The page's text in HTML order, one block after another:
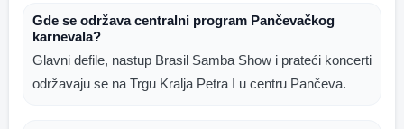
Gde se održava centralni program Pančevačkog
karnevala?
Glavni defile, nastup Brasil Samba Show i prateći koncerti
održavaju se na Trgu Kralja Petra I u centru Pančeva.